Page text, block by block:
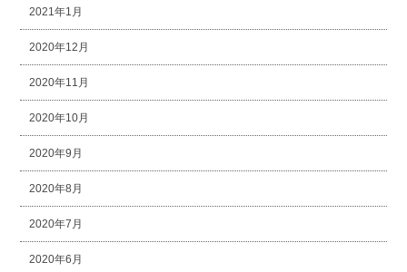
2021年1月
2020年12月
2020年11月
2020年10月
2020年9月
2020年8月
2020年7月
2020年6月